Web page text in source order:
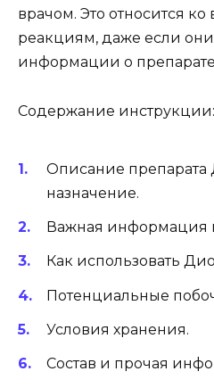
врачом. Это относится
реакциям, даже если
информации о
Содержание инструкции:
Описание
назначение.
Важная информация
Как использовать
Потенциальные
Условия хранения.
Состав и прочая